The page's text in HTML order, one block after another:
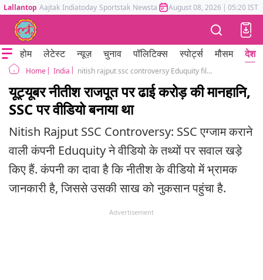
Lallantop Aajtak Indiatoday Sportstak Newstak Mumbai Tak Astrotak
August 08, 2026 | 05:20 IST
होम लेटेस्ट न्यूज़ चुनाव पॉलिटिक्स स्पोर्ट्स मौसम देश
Home India nitish rajput ssc controversy Eduquity filed a defamation case of 2.5 crore against youtuber video
यूट्यूबर नीतीश राजपूत पर ढाई करोड़ की मानहानि,
SSC पर वीडियो बनाया था
Nitish Rajput SSC Controversy: SSC एग्जाम कराने
वाली कंपनी Eduquity ने वीडियो के तथ्यों पर सवाल खड़े
किए हैं. कंपनी का दावा है कि नीतीश के वीडियो में भ्रामक
जानकारी है, जिससे उसकी साख को नुकसान पहुंचा है.
Advertisement